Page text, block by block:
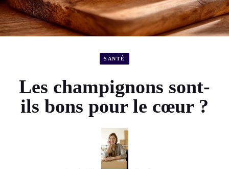
SANTÉ
Les champignons sont-
ils bons pour le cœur ?